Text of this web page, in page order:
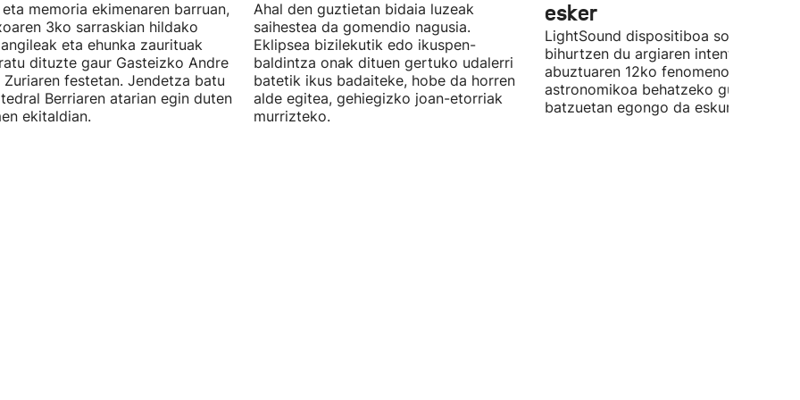
memoria ekimenaren barruan,
3ko sarraskian hildako
eta ehunka zaurituak
dituzte gaur Gasteizko Andre
Zuriaren festetan. Jendetza batu
Berriaren atarian egin duten
ekitaldian.
Ahal den guztietan bidaia luzeak
saihestea da gomendio nagusia.
Eklipsea bizilekutik edo ikuspen-
baldintza onak dituen gertuko udalerri
batetik ikus badaiteke, hobe da horren
alde egitea, gehiegizko joan-etorriak
murrizteko.
esker
LightSound dispositiboa soinu
bihurtzen du argiaren intentsitatea,
abuztuaren 12ko fenomeno
astronomikoa behatzeko gune
batzuetan egongo da eskuragarri.